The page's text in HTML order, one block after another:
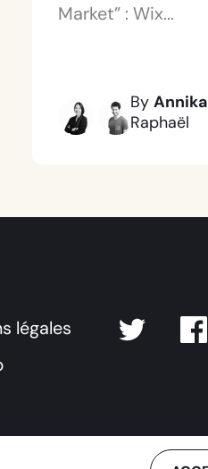
Market” : Wix...
By Annika
Raphaël
légales